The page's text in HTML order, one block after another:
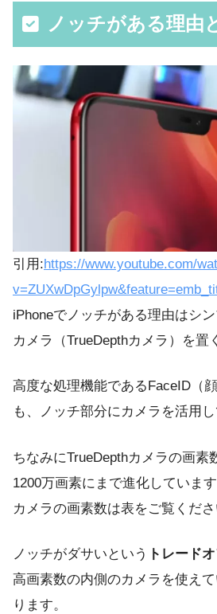
ノッチがある理由
引用:https://www.youtube.com/
iPhoneでノッチがある理由はシ
カメラ（TrueDepthカメラ）を置
高度な処理機能であるFaceID（
も、ノッチ部分にカメラを活用し
ちなみにTrueDepthカメラの画素
1200万画素にまで進化していま
カメラの画素数は表をご覧くださ
ノッチがダサいという トレード
高画素数の内側のカメラを使え
ります。